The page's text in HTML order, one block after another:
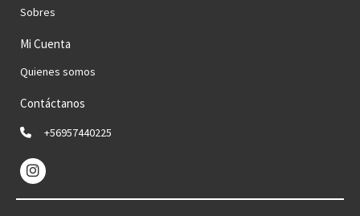
Sobres
Mi Cuenta
Quienes somos
Contáctanos
+56957440225